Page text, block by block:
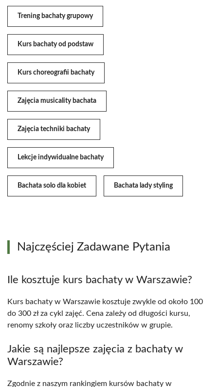
Trening bachaty grupowy
Kurs bachaty od podstaw
Kurs choreografii bachaty
Zajęcia musicality bachata
Zajęcia techniki bachaty
Lekcje indywidualne bachaty
Bachata solo dla kobiet Bachata lady styling
Najczęściej Zadawane Pytania
Ile kosztuje kurs bachaty w Warszawie?
Kurs bachaty w Warszawie kosztuje zwykle od około 100
do 300 zł za cykl zajęć. Cena zależy od długości kursu,
renomy szkoły oraz liczby uczestników w grupie.
Jakie są najlepsze zajęcia z bachaty w
Warszawie?
Zgodnie z naszym rankingiem kursów bachaty w